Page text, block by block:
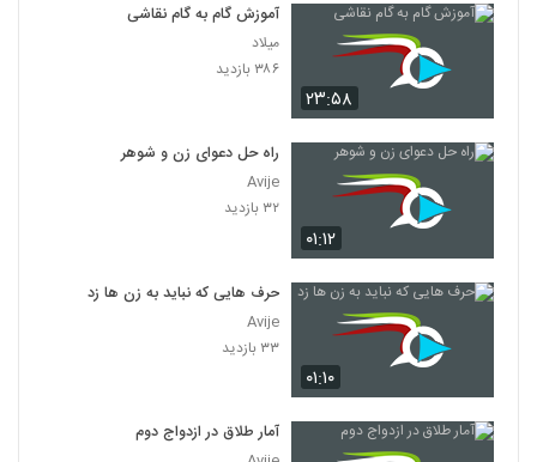
۲۳:۵۸
آموزش گام به گام نقاشی
میلاد
۳۸۶ بازدید
۰۱:۱۲
راه حل دعوای زن و شوهر
Avije
۳۲ بازدید
۰۱:۱۰
حرف هایی که نباید به زن ها زد
Avije
۳۳ بازدید
آمار طلاق در ازدواج دوم